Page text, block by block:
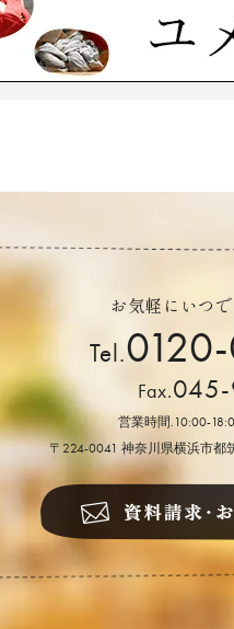
お気軽にいつ
Tel.
Fax.
営業時間.10:00-
〒224-0041 神奈川県横浜市都